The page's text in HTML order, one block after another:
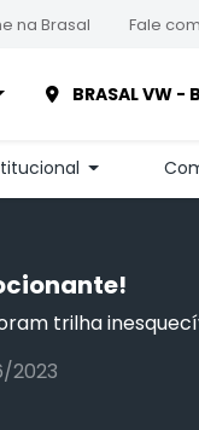
na Brasal Fale
BRASAL VW -
trilha
2023